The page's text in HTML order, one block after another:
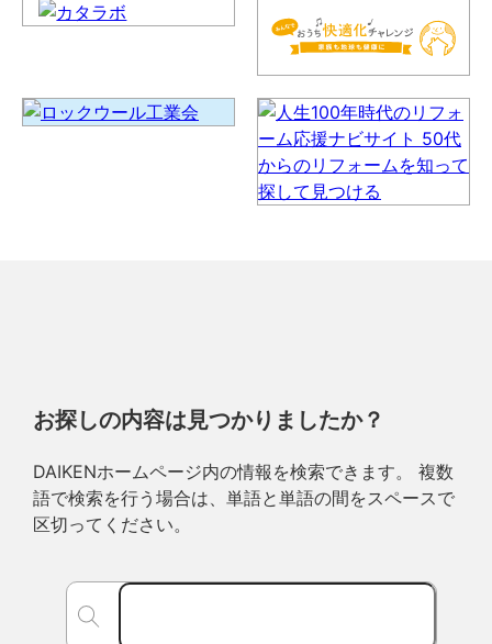
お探しの内容は見つかりましたか？
DAIKENホームページ内の情報を検索できます。 複数
語で検索を行う場合は、単語と単語の間をスペースで
区切ってください。